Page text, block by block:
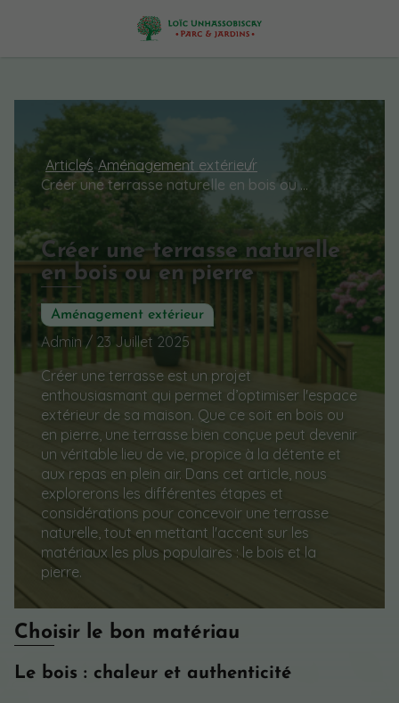
Articles Aménagement extérieur
Créer une terrasse naturelle en bois ou en pierre
Créer une terrasse naturelle
en bois ou en pierre
Aménagement extérieur
Admin / 23 Juillet 2025
Créer une terrasse est un projet
enthousiasmant qui permet d’optimiser l'espace
extérieur de sa maison. Que ce soit en bois ou
en pierre, une terrasse bien conçue peut devenir
un véritable lieu de vie, propice à la détente et
aux repas en plein air. Dans cet article, nous
explorerons les différentes étapes et
considérations pour concevoir une terrasse
naturelle, tout en mettant l'accent sur les
matériaux les plus populaires : le bois et la
pierre.
Choisir le bon matériau
Le bois : chaleur et authenticité